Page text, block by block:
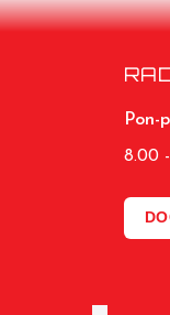
Pon-
8.00